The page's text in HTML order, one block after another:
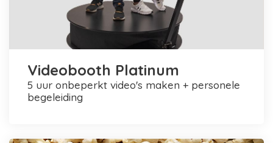
Videobooth Platinum
5 uur onbeperkt video's maken + personele
begeleiding